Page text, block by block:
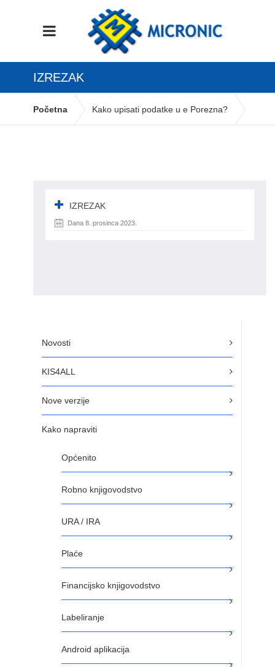
IZREZAK
Početna Kako upisati podatke u e Porezna?
Novosti
KIS4ALL
Nove verzije
Kako napraviti
Općenito
Robno knjigovodstvo
URA / IRA
Plaće
Financijsko knjigovodstvo
Labeliranje
Android aplikacija
IZREZAK
Dana 8. prosinca 2023.